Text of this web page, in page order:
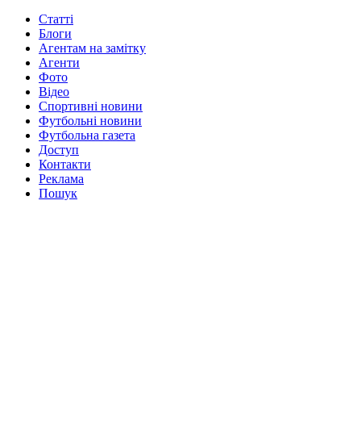
Статті
Блоги
Агентам на замітку
Агенти
Фото
Відео
Спортивні новини
Футбольні новини
Футбольна газета
Доступ
Контакти
Реклама
Пошук